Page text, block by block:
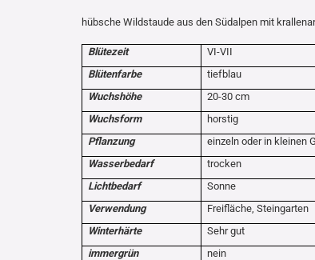
hübsche Wildstaude aus den Südalpen mit
Blütezeit
VI-VII
Blütenfarbe
tiefblau
Wuchshöhe
20-30 cm
Wuchsform
horstig
Pflanzung
einzeln oder in kleinen
Wasserbedarf
trocken
Lichtbedarf
Sonne
Verwendung
Freifläche, Steingarten
Winterhärte
Sehr gut
immergrün
nein